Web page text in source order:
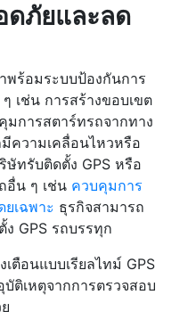
ดภัยและลด
พร้อมระบบป้องกันการ
เช่น การสร้างขอบเขต
มการสตาร์ทรถจากทาง
ความเคลื่อนไหวหรือ
ษัทรับติดตั้ง GPS หรือ
อื่น ๆ เช่น ควบคุมการ
เฉพาะ ธุรกิจสามารถ
GPS รถบรรทุก
ตือนแบบเรียลไทม์ GPS
ติเหตุจากการตรวจสอบ